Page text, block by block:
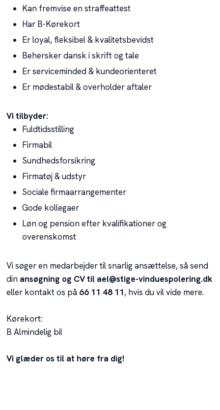
Kan fremvise en straffeattest
Har B-Kørekort
Er loyal, fleksibel & kvalitetsbevidst
Behersker dansk i skrift og tale
Er serviceminded & kundeorienteret
Er mødestabil & overholder aftaler
Vi tilbyder​:​
Fuldtidsstilling
Firmabil
Sundhedsforsikring
Firmatøj & udstyr
Sociale firmaarrangementer
Gode kollegaer
Løn og pension efter kvalifikationer og
overenskomst
​​​Vi søger en medarbejder til snarlig ansættelse, så send
din ansøgning og CV til ael@stige-vinduespolering.dk
eller kontakt os på 66 11 48 11, hvis du vil vide mere.
Kørekort:
B Almindelig bil
Vi glæder os til at høre fra dig!